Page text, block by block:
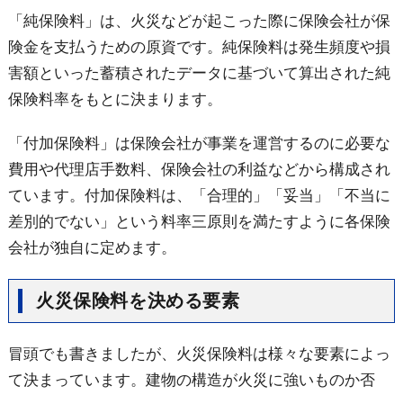
「純保険料」は、火災などが起こった際に保険会社が保
険金を支払うための原資です。純保険料は発生頻度や損
害額といった蓄積されたデータに基づいて算出された純
保険料率をもとに決まります。
「付加保険料」は保険会社が事業を運営するのに必要な
費用や代理店手数料、保険会社の利益などから構成され
ています。付加保険料は、「合理的」「妥当」「不当に
差別的でない」という料率三原則を満たすように各保険
会社が独自に定めます。
火災保険料を決める要素
冒頭でも書きましたが、火災保険料は様々な要素によっ
て決まっています。建物の構造が火災に強いものか否